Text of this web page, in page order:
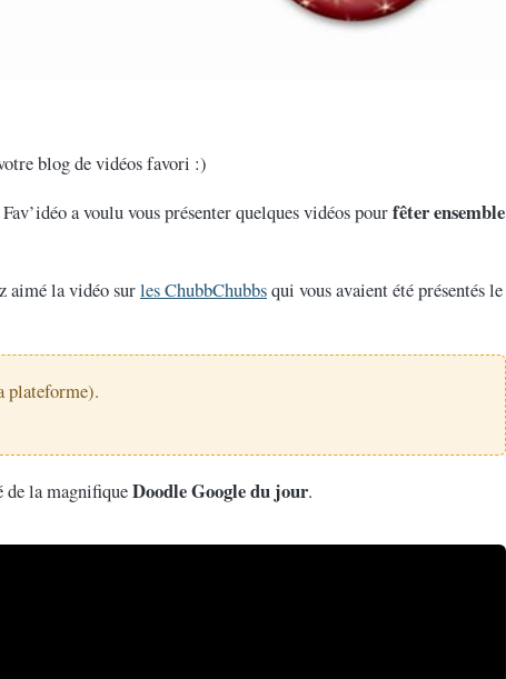
blog de vidéos favori :)
a voulu vous présenter quelques vidéos pourfêter ensemble
aimé la vidéo surles ChubbChubbsqui vous avaient été présentés le
plateforme).
de la magnifiqueDoodle Google du jour.